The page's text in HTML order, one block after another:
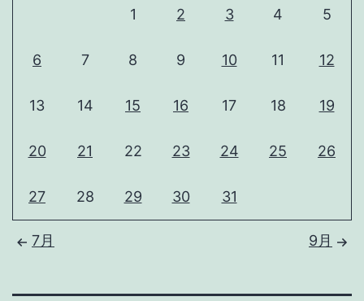
1 2 3 4 5
6 7 8 9 10 11 12
13 14 15 16 17 18 19
20 21 22 23 24 25 26
27 28 29 30 31
7月 9月